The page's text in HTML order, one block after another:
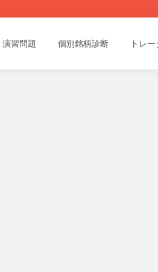
演習問題 個別銘柄診断 トレ